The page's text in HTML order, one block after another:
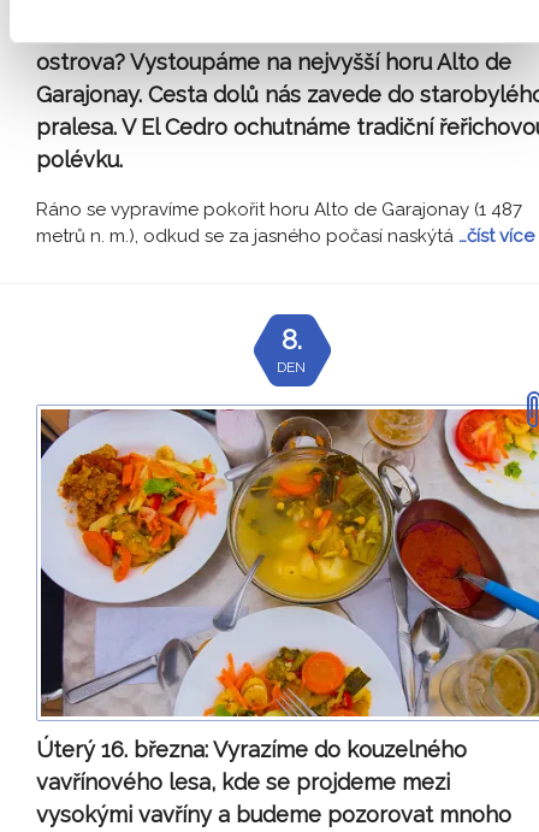
ostrova? Vystoupáme na nejvyšší horu Alto de
Garajonay. Cesta dolů nás zavede do
pralesa. V El Cedro ochutnáme tradiční
polévku.
Ráno se vypravíme pokořit horu Alto de Garajonay (1 487
metrů n. m.), odkud se za jasného počasí naskýtá …číst více
8.
DEN
Úterý 16. března:Vyrazíme do kouzelného
vavřínového lesa, kde se projdeme mezi
vysokými vavříny a budeme pozorovat mnoho